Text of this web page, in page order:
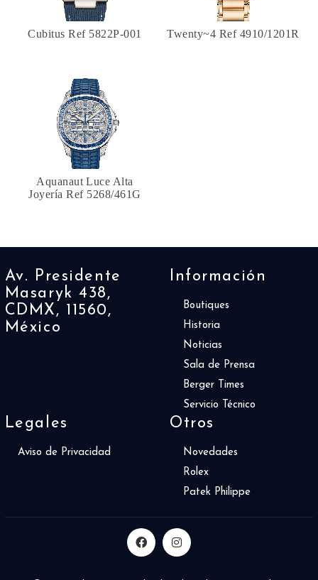
Cubitus Ref 5822P-001 Twenty~4 Ref 4910/1201R
Aquanaut Luce Alta
Joyería Ref 5268/461G
Av. Presidente
Masaryk 438,
CDMX, 11560,
México
Información
Boutiques
Historia
Noticias
Sala de Prensa
Berger Times
Servicio Técnico
Legales
Aviso de Privacidad
Otros
Novedades
Rolex
Patek Philippe